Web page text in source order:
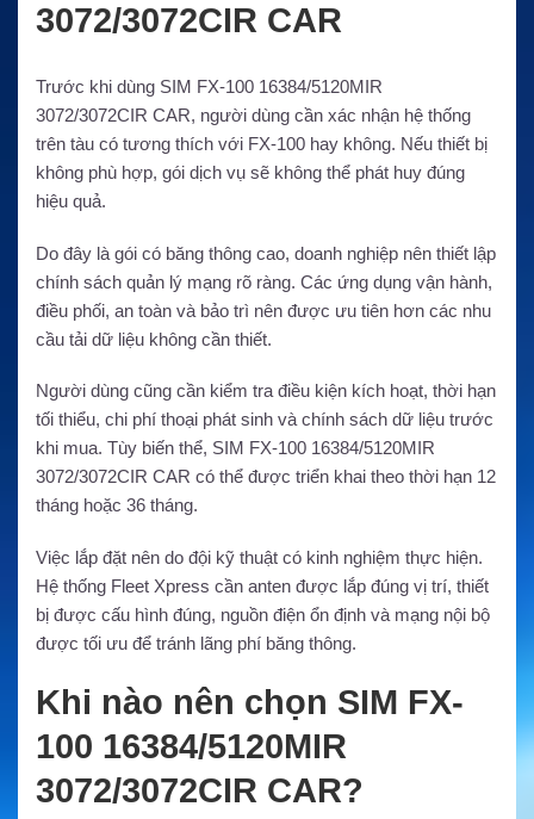
3072/3072CIR CAR
Trước khi dùng SIM FX-100 16384/5120MIR
3072/3072CIR CAR, người dùng cần xác nhận hệ thống
trên tàu có tương thích với FX-100 hay không. Nếu thiết bị
không phù hợp, gói dịch vụ sẽ không thể phát huy đúng
hiệu quả.
Do đây là gói có băng thông cao, doanh nghiệp nên thiết lập
chính sách quản lý mạng rõ ràng. Các ứng dụng vận hành,
điều phối, an toàn và bảo trì nên được ưu tiên hơn các nhu
cầu tải dữ liệu không cần thiết.
Người dùng cũng cần kiểm tra điều kiện kích hoạt, thời hạn
tối thiểu, chi phí thoại phát sinh và chính sách dữ liệu trước
khi mua. Tùy biến thể, SIM FX-100 16384/5120MIR
3072/3072CIR CAR có thể được triển khai theo thời hạn 12
tháng hoặc 36 tháng.
Việc lắp đặt nên do đội kỹ thuật có kinh nghiệm thực hiện.
Hệ thống Fleet Xpress cần anten được lắp đúng vị trí, thiết
bị được cấu hình đúng, nguồn điện ổn định và mạng nội bộ
được tối ưu để tránh lãng phí băng thông.
Khi nào nên chọn SIM FX-
100 16384/5120MIR
3072/3072CIR CAR?